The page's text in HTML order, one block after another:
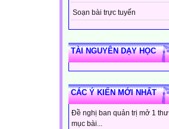
Soạn bài trực tuyến
TÀI NGUYÊN DẠY HỌC
CÁC Ý KIẾN MỚI NHẤT
Đề nghị ban quản trị mở 1 thư
mục bài...